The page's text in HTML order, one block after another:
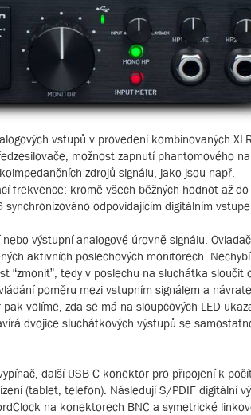
vstupů v provedení kombinovaných
možnost zapnutí phantomového
zdrojů signálu, jako jsou např.
frekvence; kromě všech běžných hodnot až
odpovídajícím digitálním
výstupní analogové úrovně signálu. Ovladač
aktivních poslechových monitorech. Nechybí
“zmonit”, tedy v poslechu na sluchátka sloučit
poměru mezi vstupním signálem a
volíme, zda se má na sloupcových LED
dvojice sluchátkových výstupů se
další USB-C konektor pro připojení k
(tablet, telefon). Následují S/PDIF digitální
na konektorech BNC a symetrické